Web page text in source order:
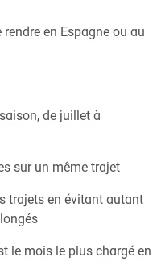
en Espagne ou au
de juillet à
sur un même trajet
trajets en évitant autant
le mois le plus chargé en